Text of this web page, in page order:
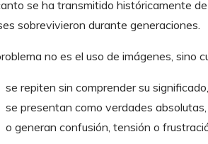
se ha transmitido históricamente
sobrevivieron durante generaciones.
no es el uso de imágenes, sino
se repiten sin comprender su significado,
se presentan como verdades absolutas,
o generan confusión, tensión o